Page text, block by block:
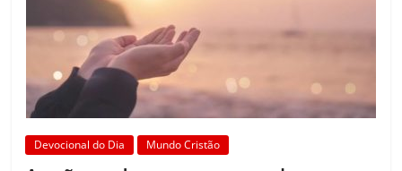
Devocional do Dia Mundo Cristão